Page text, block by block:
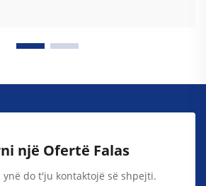
një Ofertë Falas
ynë do t'ju kontaktojë së shpejti.